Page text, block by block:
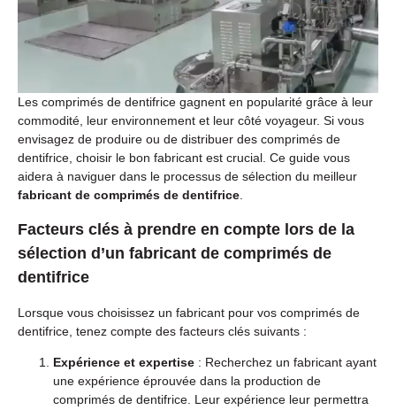
Les comprimés de dentifrice gagnent en popularité grâce à leur
commodité, leur environnement et leur côté voyageur. Si vous
envisagez de produire ou de distribuer des comprimés de
dentifrice, choisir le bon fabricant est crucial. Ce guide vous
aidera à naviguer dans le processus de sélection du meilleur
fabricant de comprimés de dentifrice.
Facteurs clés à prendre en compte lors de la
sélection d’un fabricant de comprimés de
dentifrice
Lorsque vous choisissez un fabricant pour vos comprimés de
dentifrice, tenez compte des facteurs clés suivants :
Expérience et expertise : Recherchez un fabricant ayant
une expérience éprouvée dans la production de
comprimés de dentifrice. Leur expérience leur permettra